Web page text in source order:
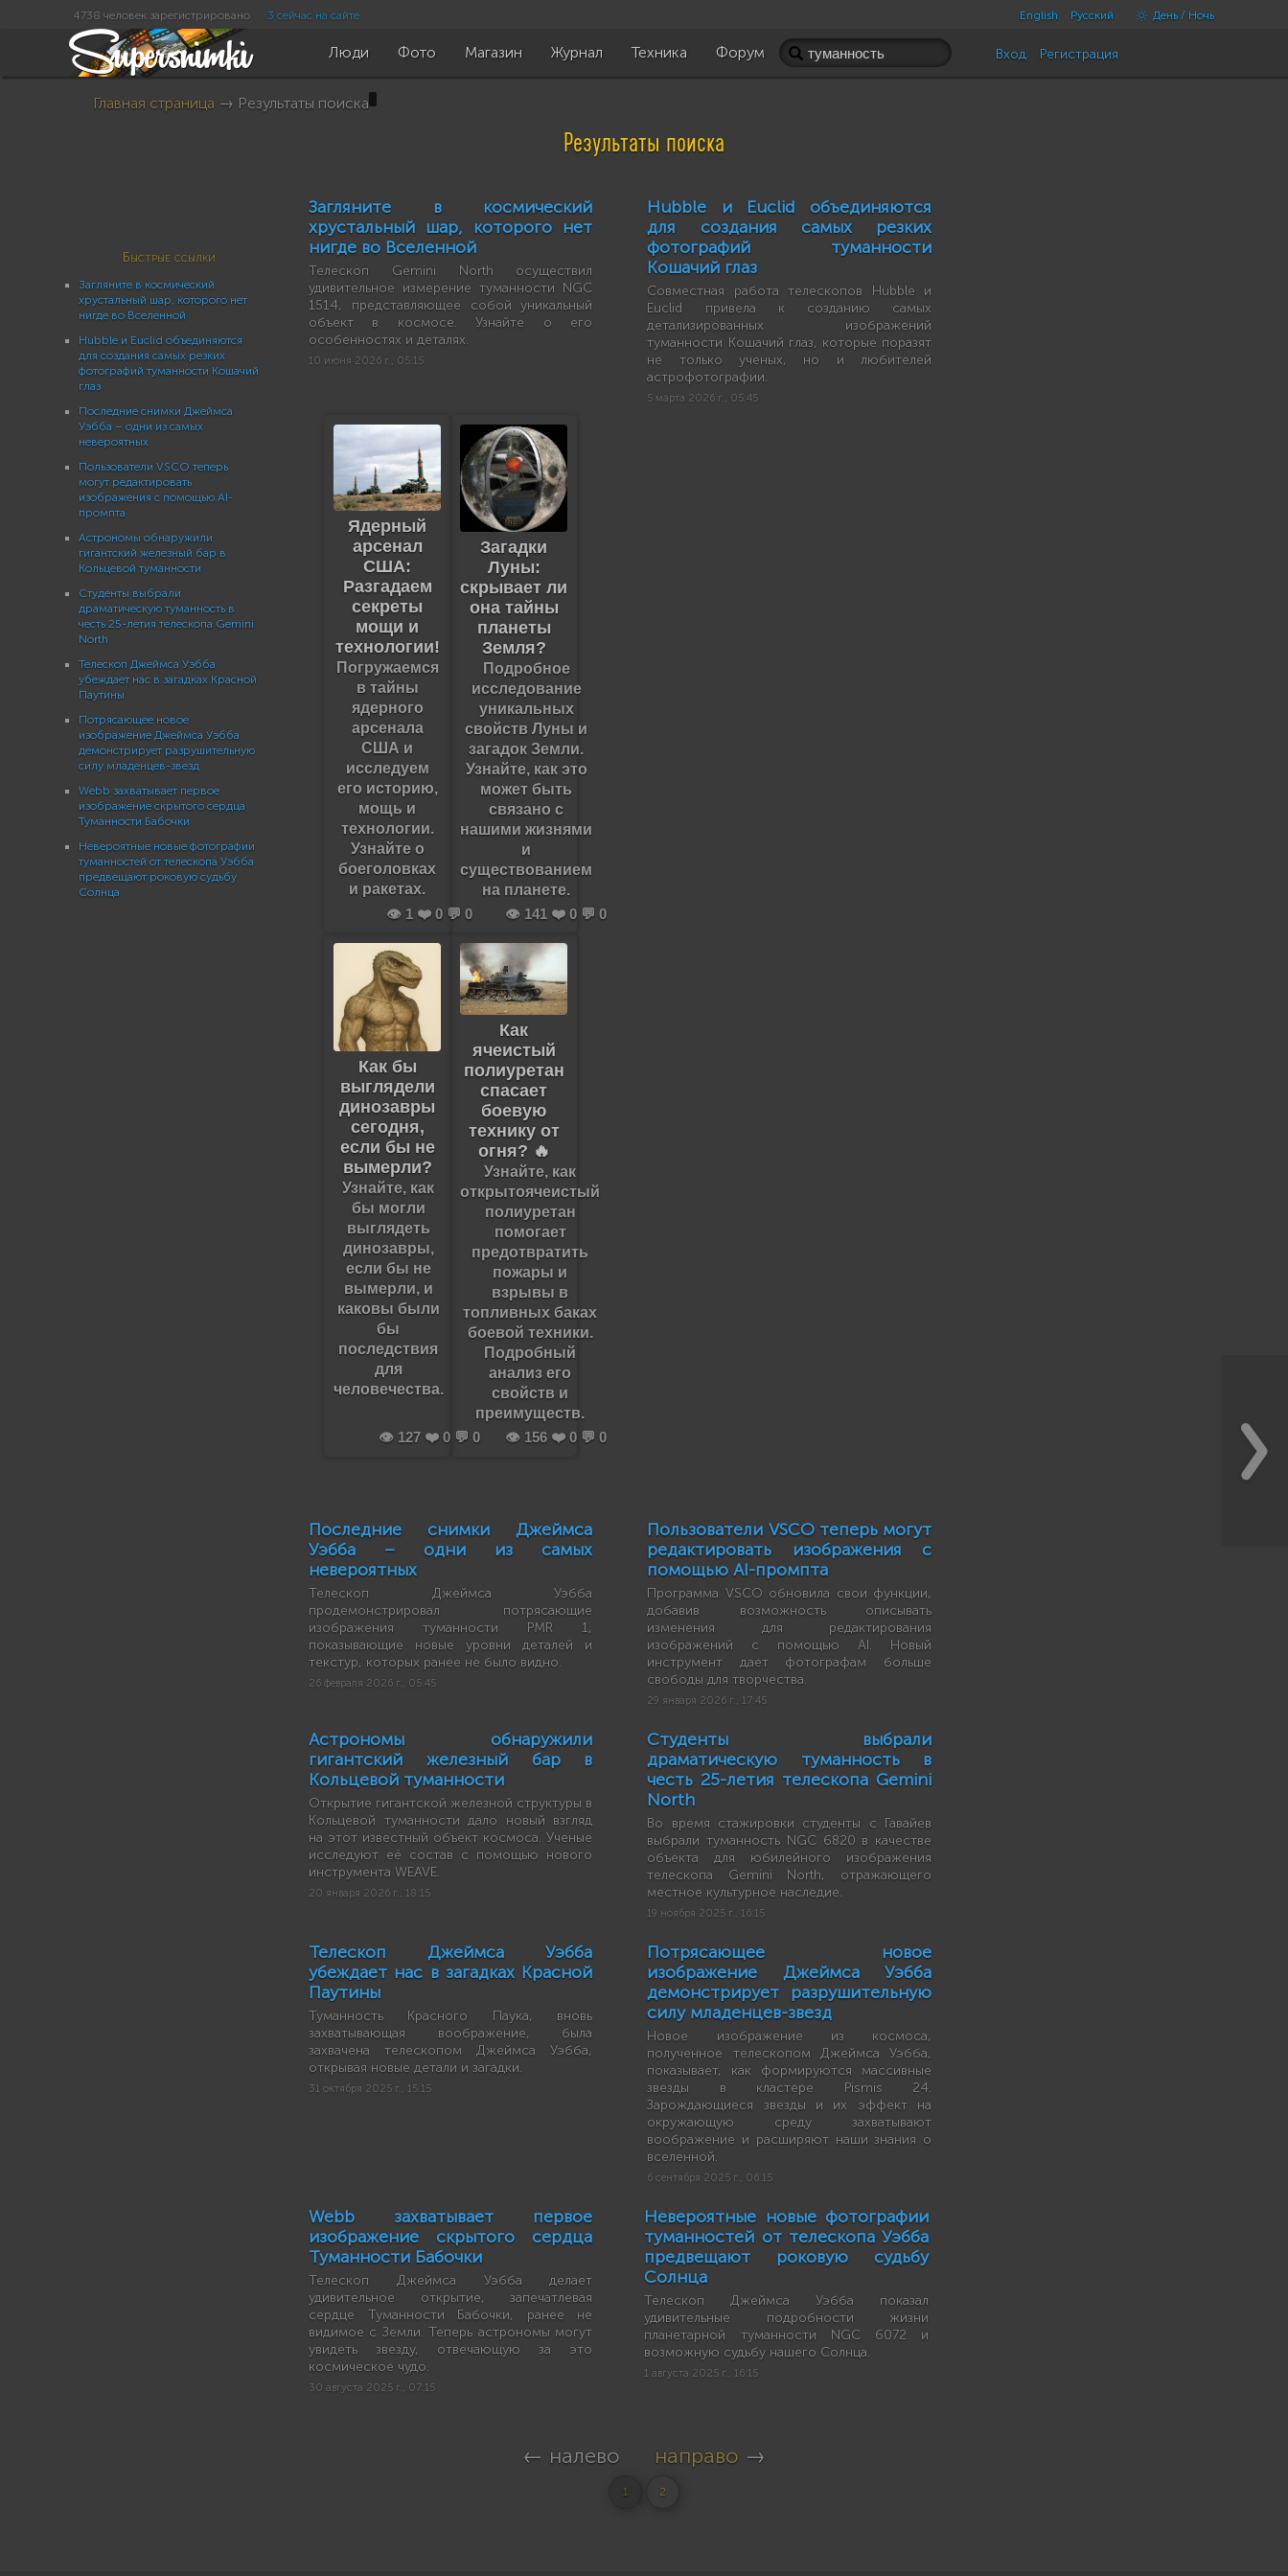
English Русский День / Ночь
4738 человек зарегистрировано 3 сейчас на сайте
Люди Фото Магазин Журнал Техника Форум Вход Регистрация
Главная страница → Результаты поиска
Результаты поиска
Быстрые ссылки
Загляните в космический
хрустальный шар, которого нет
нигде во Вселенной
Hubble и Euclid объединяются
для создания самых резких
фотографий туманности Кошачий
глаз
Последние снимки Джеймса
Уэбба – одни из самых
невероятных
Пользователи VSCO теперь
могут редактировать
изображения с помощью AI-
промпта
Астрономы обнаружили
гигантский железный бар в
Кольцевой туманности
Студенты выбрали
драматическую туманность в
честь 25-летия телескопа Gemini
North
Телескоп Джеймса Уэбба
убеждает нас в загадках Красной
Паутины
Потрясающее новое
изображение Джеймса Уэбба
демонстрирует разрушительную
силу младенцев-звезд
Webb захватывает первое
изображение скрытого сердца
Туманности Бабочки
Невероятные новые фотографии
туманностей от телескопа Уэбба
предвещают роковую судьбу
Солнца
Загляните в космический
хрустальный шар, которого нет
нигде во Вселенной
Телескоп Gemini North осуществил
удивительное измерение туманности NGC
1514, представляющее собой уникальный
объект в космосе. Узнайте о его
особенностях и деталях.
10 июня 2026 г., 05:15
Ядерный
арсенал
США:
Разгадаем
секреты
мощи и
технологии!
Погружаемся
в тайны
ядерного
арсенала
США и
исследуем
его историю,
мощь и
технологии.
Узнайте о
боеголовках
и ракетах.
👁️ 1 ❤️ 0 💬 0
Загадки
Луны:
скрывает ли
она тайны
планеты
Земля?
Подробное
исследование
уникальных
свойств Луны и
загадок Земли.
Узнайте, как это
может быть
связано с
нашими жизнями
и
существованием
на планете.
👁️ 141 ❤️ 0 💬 0
Как бы
выглядели
динозавры
сегодня,
если бы не
вымерли?
Узнайте, как
бы могли
выглядеть
динозавры,
если бы не
вымерли, и
каковы были
бы
последствия
для
человечества.
👁️ 127 ❤️ 0 💬 0
Как
ячеистый
полиуретан
спасает
боевую
технику от
огня? 🔥
Узнайте, как
открытоячеистый
полиуретан
помогает
предотвратить
пожары и
взрывы в
топливных баках
боевой техники.
Подробный
анализ его
свойств и
преимуществ.
👁️ 156 ❤️ 0 💬 0
Hubble и Euclid объединяются
для создания самых резких
фотографий туманности
Кошачий глаз
Совместная работа телескопов Hubble и
Euclid привела к созданию самых
детализированных изображений
туманности Кошачий глаз, которые поразят
не только ученых, но и любителей
астрофотографии.
5 марта 2026 г., 05:45
Последние снимки Джеймса
Уэбба – одни из самых
невероятных
Телескоп Джеймса Уэбба
продемонстрировал потрясающие
изображения туманности PMR 1,
показывающие новые уровни деталей и
текстур, которых ранее не было видно.
26 февраля 2026 г., 05:45
Пользователи VSCO теперь могут
редактировать изображения с
помощью AI-промпта
Программа VSCO обновила свои функции,
добавив возможность описывать
изменения для редактирования
изображений с помощью AI. Новый
инструмент дает фотографам больше
свободы для творчества.
29 января 2026 г., 17:45
Астрономы обнаружили
гигантский железный бар в
Кольцевой туманности
Открытие гигантской железной структуры в
Кольцевой туманности дало новый взгляд
на этот известный объект космоса. Ученые
исследуют её состав с помощью нового
инструмента WEAVE.
20 января 2026 г., 18:15
Студенты выбрали
драматическую туманность в
честь 25-летия телескопа Gemini
North
Во время стажировки студенты с Гавайев
выбрали туманность NGC 6820 в качестве
объекта для юбилейного изображения
телескопа Gemini North, отражающего
местное культурное наследие.
19 ноября 2025 г., 16:15
Телескоп Джеймса Уэбба
убеждает нас в загадках Красной
Паутины
Туманность Красного Паука, вновь
захватывающая воображение, была
захвачена телескопом Джеймса Уэбба,
открывая новые детали и загадки.
31 октября 2025 г., 15:15
Потрясающее новое
изображение Джеймса Уэбба
демонстрирует разрушительную
силу младенцев-звезд
Новое изображение из космоса,
полученное телескопом Джеймса Уэбба,
показывает, как формируются массивные
звезды в кластере Pismis 24.
Зарождающиеся звезды и их эффект на
окружающую среду захватывают
воображение и расширяют наши знания о
вселенной.
6 сентября 2025 г., 06:15
Webb захватывает первое
изображение скрытого сердца
Туманности Бабочки
Телескоп Джеймса Уэбба делает
удивительное открытие, запечатлевая
сердце Туманности Бабочки, ранее не
видимое с Земли. Теперь астрономы могут
увидеть звезду, отвечающую за это
космическое чудо.
30 августа 2025 г., 07:15
Невероятные новые фотографии
туманностей от телескопа Уэбба
предвещают роковую судьбу
Солнца
Телескоп Джеймса Уэбба показал
удивительные подробности жизни
планетарной туманности NGC 6072 и
возможную судьбу нашего Солнца.
1 августа 2025 г., 16:15
← налево направо →
1 2